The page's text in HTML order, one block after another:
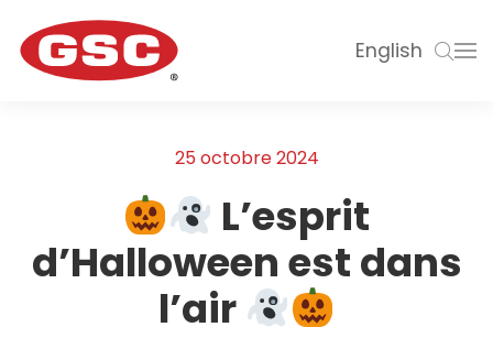
English
25 octobre 2024
L’esprit
d’Halloween est dans
l’air